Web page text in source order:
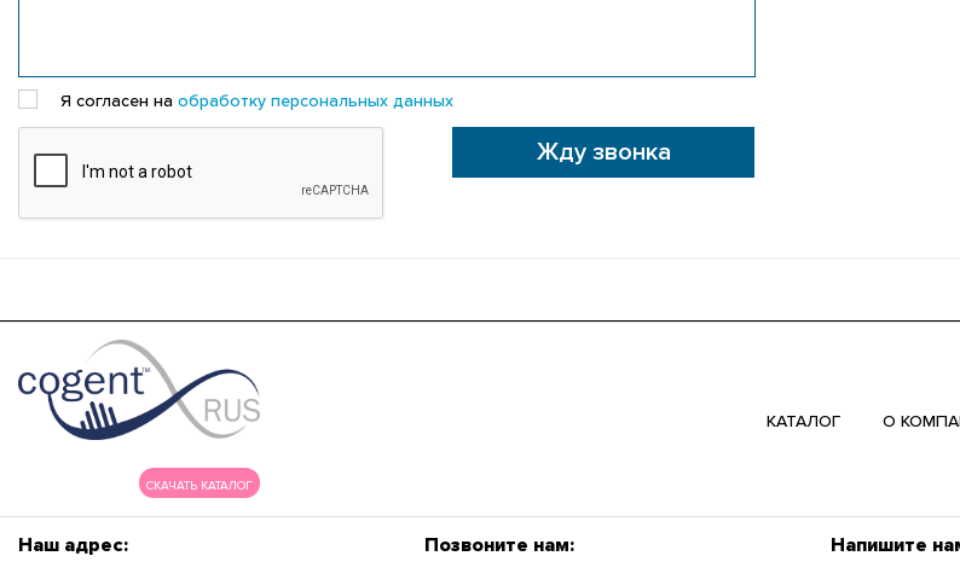
Я согласен на обработку персональных данных
Жду звонка
СКАЧАТЬ КАТАЛОГ
КАТАЛОГ О
Наш адрес: Позвоните нам: Напишите